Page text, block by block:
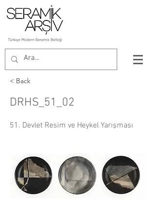
< Back
DRHS_51_02
51. Devlet Resim ve Heykel Yarışması